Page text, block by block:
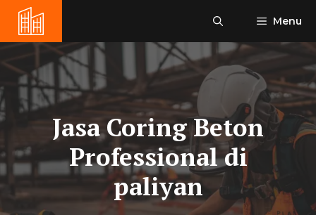
content
Menu
Jasa Coring Beton
Professional di
paliyan